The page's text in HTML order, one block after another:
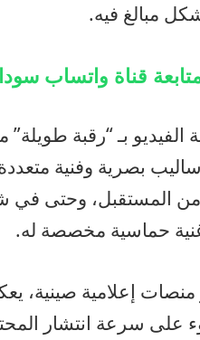
مبالغ فيه.
قناة واتساب
بـ “رقبة طويلة”
بصرية وفنية
من المستقبل، وحتى
حماسية مخصصة له.
إعلامية صينية،
على سرعة انتشار